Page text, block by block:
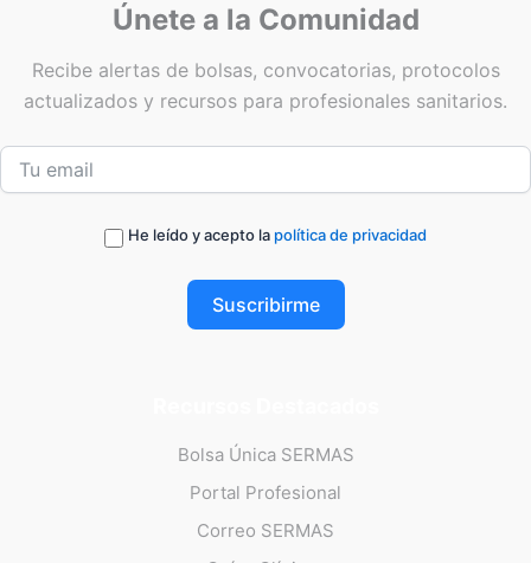
Únete a la Comunidad
Recibe alertas de bolsas, convocatorias, protocolos
actualizados y recursos para profesionales sanitarios.
He leído y acepto la política de privacidad
Suscribirme
Bolsa Única SERMAS
Portal Profesional
Correo SERMAS